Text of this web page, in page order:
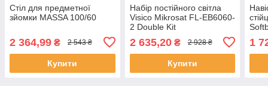
Стіл для предметної
зйомки MASSA 100/60
2 364,99 ₴ 2 543 ₴
Купити
Набір постійного світла
Visico Mikrosat FL-EB6060-
2 Double Kit
2 635,20₴ 2 928 ₴
Купити
1